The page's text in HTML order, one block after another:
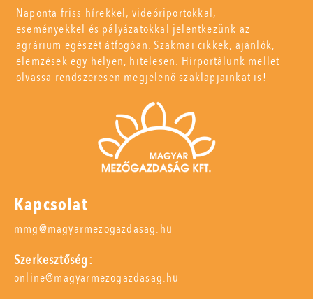
Naponta friss hírekkel, videóriportokkal,
eseményekkel és pályázatokkal jelentkezünk az
agrárium egészét átfogóan. Szakmai cikkek, ajánlók,
elemzések egy helyen, hitelesen. Hírportálunk mellet
olvassa rendszeresen megjelenő szaklapjainkat is!
Kapcsolat
mmg@magyarmezogazdasag.hu
Szerkesztőség:
online@magyarmezogazdasag.hu